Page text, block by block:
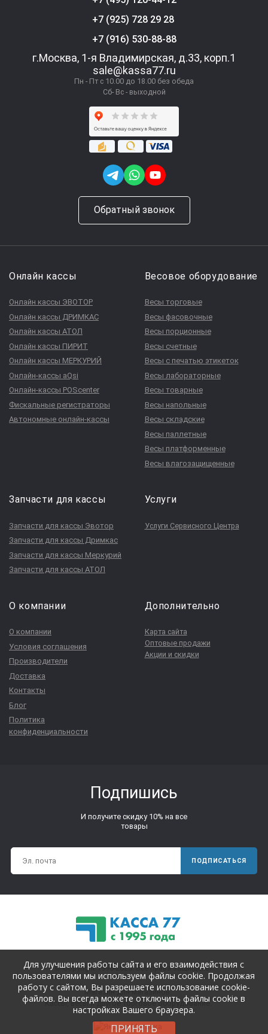
+7 (925) 728 29 28
+7 (916) 530-88-88
г.Москва, 1-я Владимирская, д.33, корп.1
sale@kassa77.ru
Пн - Пт с 10.00 до 18.00 без обеда
Сб- Вс - выходной
Обратный звонок
Онлайн кассы
Онлайн кассы ЭВОТОР
Онлайн кассы ДРИМКАС
Онлайн кассы АТОЛ
Онлайн кассы ПИРИТ
Онлайн кассы МЕРКУРИЙ
Онлайн-кассы aQsi
Онлайн-кассы POScenter
Фискальные регистраторы
Автономные онлайн-кассы
Весовое оборудование
Весы торговые
Весы фасовочные
Весы порционные
Весы счетные
Весы с печатью этикеток
Весы лабораторные
Весы товарные
Весы напольные
Весы складские
Весы паллетные
Весы платформенные
Весы влагозащищенные
Запчасти для кассы
Запчасти для кассы Эвотор
Запчасти для кассы Дримкас
Запчасти для кассы Меркурий
Запчасти для кассы АТОЛ
Услуги
Услуги Сервисного Центра
О компании
О компании
Условия соглашения
Производители
Доставка
Контакты
Блог
Политика
конфиденциальности
Дополнительно
Карта сайта
Оптовые продажи
Акции и скидки
Подпишись
И получите скидку 10% на все
товары
ПОДПИСАТЬСЯ
© Copyright 1995-2025. Все права защищены.
Магазин для магазинов.
Кассы, весы и другое торговое оборудование.
Для улучшения работы сайта и его взаимодействия с
пользователями мы используем файлы cookie. Продолжая
работу с сайтом, Вы разрешаете использование cookie-
файлов. Вы всегда можете отключить файлы cookie в
настройках Вашего браузера.
ПРИНЯТЬ